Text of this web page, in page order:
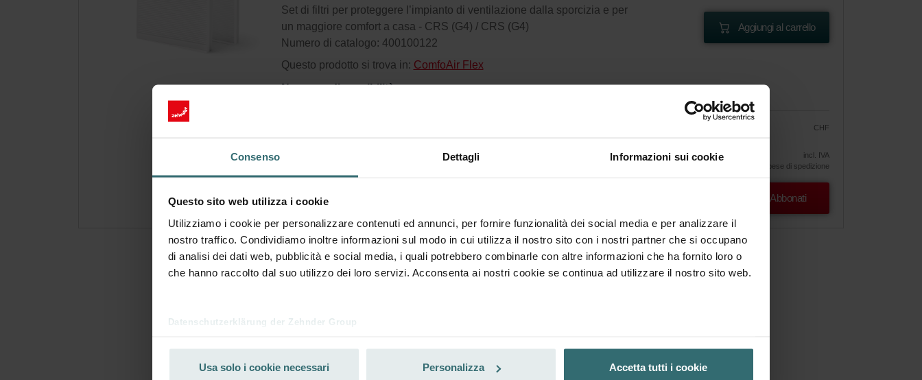
Consenso Dettagli Informazioni sui cookie
Questo sito web utilizza i cookie
Utilizziamo i cookie per personalizzare contenuti ed annunci, per fornire funzionalità dei social media e per analizzare il
nostro traffico. Condividiamo inoltre informazioni sul modo in cui utilizza il nostro sito con i nostri partner che si occupano
di analisi dei dati web, pubblicità e social media, i quali potrebbero combinarle con altre informazioni che ha fornito loro o
che hanno raccolto dal suo utilizzo dei loro servizi. Acconsenta ai nostri cookie se continua ad utilizzare il nostro sito web.
Datenschutzerklärung der Zehnder Group
Zehnder Group Czech Republic s.r.o.: Zásady ochrany osobních údajů
Usa solo i cookie necessari Personalizza Accetta tutti i cookie
Set di filtri per proteggere l’impianto di ventilazione dalla sporcizia e per
un maggiore comfort a casa - CRS (G4) / CRS (G4)
Numero di catalogo: 400100122
Questo prodotto si trova in: ComfoAir Flex
Nessuna disponibilità
Aggiungi al carrello
CHF
incl. IVA
escl. spese di spedizione
Abbonati